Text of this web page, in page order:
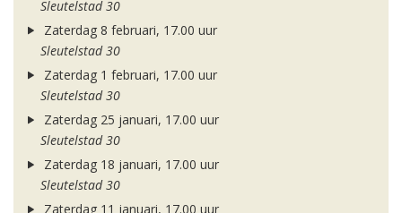
Sleutelstad 30
Zaterdag 8 februari, 17.00 uur
Sleutelstad 30
Zaterdag 1 februari, 17.00 uur
Sleutelstad 30
Zaterdag 25 januari, 17.00 uur
Sleutelstad 30
Zaterdag 18 januari, 17.00 uur
Sleutelstad 30
Zaterdag 11 januari, 17.00 uur